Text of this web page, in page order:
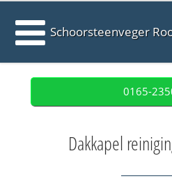
Schoorsteenveger
0165-
Dakkapel